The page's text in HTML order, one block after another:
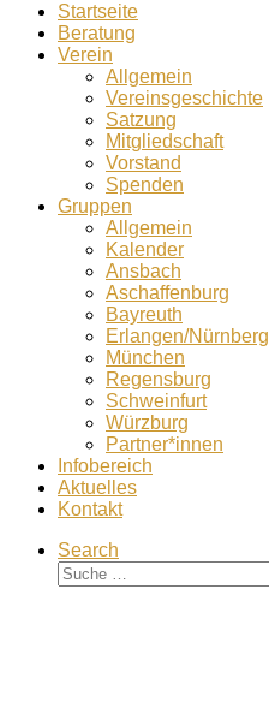
Startseite
Beratung
Verein
Allgemein
Vereins­geschichte
Satzung
Mitglied­schaft
Vorstand
Spenden
Gruppen
Allgemein
Kalender
Ansbach
Aschaffenburg
Bayreuth
Erlangen/Nürnberg
München
Regensburg
Schweinfurt
Würzburg
Partner*innen
Infobereich
Aktuelles
Kontakt
Search
Suche